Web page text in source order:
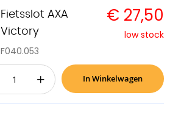
Fietsslot AXA
Victory
F040.053
€ 27,50
low stock
+ In Winkelwagen